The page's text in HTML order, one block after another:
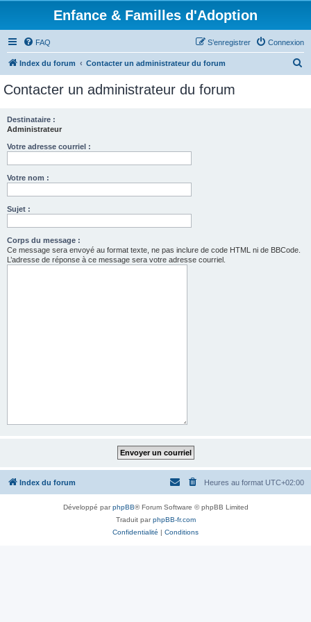
Enfance & Familles d'Adoption
FAQ Connexion
S’enregistrer
Index du forum Contacter un administrateur du forum
Contacter un administrateur du forum
Destinataire :
Administrateur
Votre adresse courriel :
Votre nom :
Sujet :
Corps du message :
Ce message sera envoyé au format texte, ne pas inclure de code HTML ni de BBCode.
L’adresse de réponse à ce message sera votre adresse courriel.
Index du forum Heures au format UTC+02:00
Développé parphpBB® Forum Software © phpBB Limited
Traduit parphpBB-fr.com
Confidentialité | Conditions